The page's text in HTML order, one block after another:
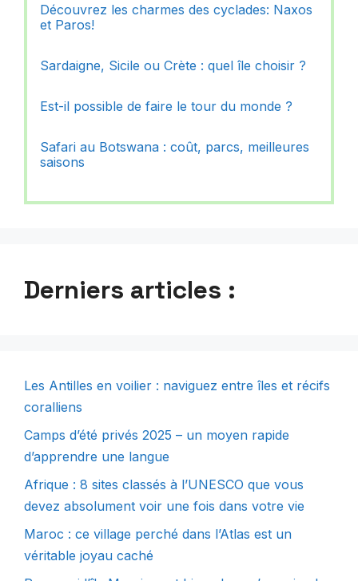
Découvrez les charmes des cyclades: Naxos
et Paros!
Sardaigne, Sicile ou Crète : quel île choisir ?
Est-il possible de faire le tour du monde ?
Safari au Botswana : coût, parcs, meilleures
saisons
Derniers articles :
Les Antilles en voilier : naviguez entre îles et récifs
coralliens
Camps d’été privés 2025 – un moyen rapide
d’apprendre une langue
Afrique : 8 sites classés à l’UNESCO que vous
devez absolument voir une fois dans votre vie
Maroc : ce village perché dans l’Atlas est un
véritable joyau caché